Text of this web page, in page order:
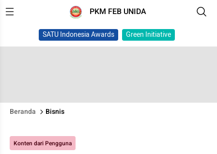
PKM FEB UNIDA
SATU Indonesia Awards Green Initiative
Beranda Bisnis
Konten dari Pengguna